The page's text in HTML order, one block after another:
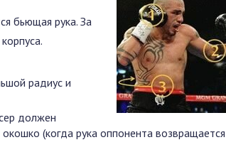
бьющая рука. За
радиус и
должен
окошко (когда рука оппонента